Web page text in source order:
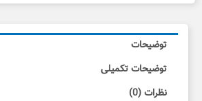
توضیحات
توضیحات تکمیلی
نظرات (0)